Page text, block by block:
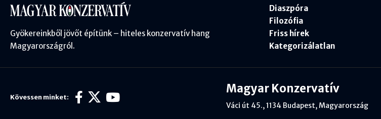
Gyökereinkből jövőt építünk – hiteles konzervatív hang
Magyarországról.
Diaszpóra
Filozófia
Friss hírek
Kategorizálatlan
Kövessen minket:
Magyar Konzervatív
Váci út 45., 1134 Budapest, Magyarország